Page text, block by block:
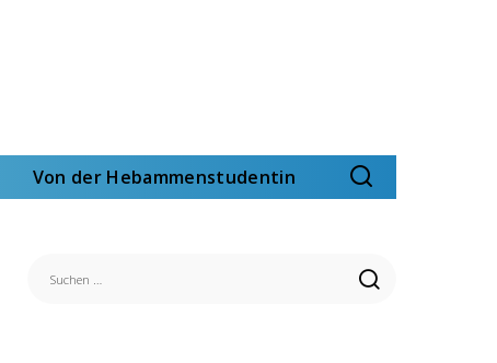
Von der Hebammenstudentin